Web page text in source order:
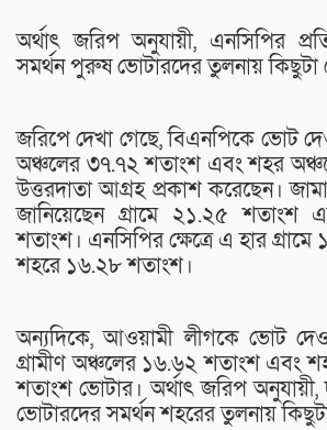
অর্থাৎ জরিপ অনুযায়ী, এনসিপির
সমর্থন পুরুষ ভোটারদের তুলনায় কিছুটা
জরিপে দেখা গেছে, বিএনপিকে ভোট
অঞ্চলের ৩৭.৭২ শতাংশ এবং শহর
উত্তরদাতা আগ্রহ প্রকাশ করেছেন।
জানিয়েছেন গ্রামে ২১.২৫ শতাংশ
শতাংশ। এনসিপির ক্ষেত্রে এ হার
শহরে ১৬.২৮ শতাংশ।
অন্যদিকে, আওয়ামী লীগকে ভোট
গ্রামীণ অঞ্চলের ১৬.৬২ শতাংশ এবং
শতাংশ ভোটার। অর্থাৎ জরিপ অনুযায়ী,
ভোটারদের সমর্থন শহরের তুলনায়